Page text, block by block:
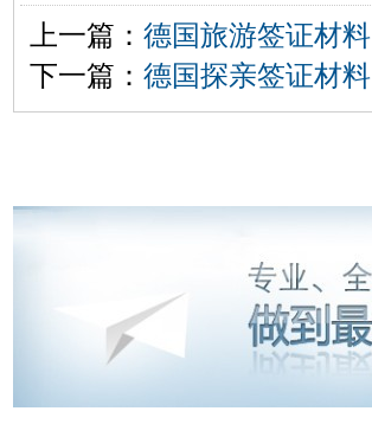
上一篇： 德国旅游签证材料
下一篇： 德国探亲签证材料